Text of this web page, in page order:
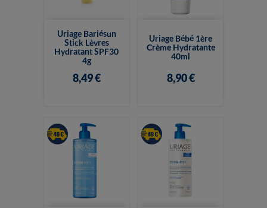
Uriage Bariésun
Stick Lèvres
Hydratant SPF30
4g
8,49 €
Uriage Bébé 1ère
Crème Hydratante
40ml
8,90 €